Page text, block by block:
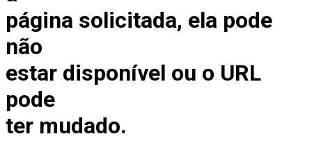
página solicitada, ela pode
não
estar disponível ou o URL
pode
ter mudado.